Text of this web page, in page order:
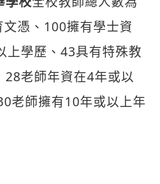
憑、100擁有學士資
上學歷、43具有特殊教
老師年資在4年或以
老師擁有10年或以上年